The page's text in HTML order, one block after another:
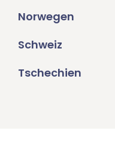
Norwegen
Schweiz
Tschechien